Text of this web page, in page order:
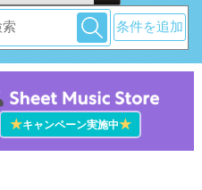
条件を追加
★キャンペーン実施中★